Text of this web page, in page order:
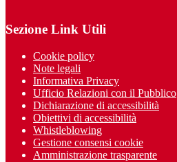
Sezione Link Utili
Cookie policy
Note legali
Informativa Privacy
Ufficio Relazioni con il Pubblico
Dichiarazione di accessibilità
Obiettivi di accessibilità
Whistleblowing
Gestione consensi cookie
Amministrazione trasparente